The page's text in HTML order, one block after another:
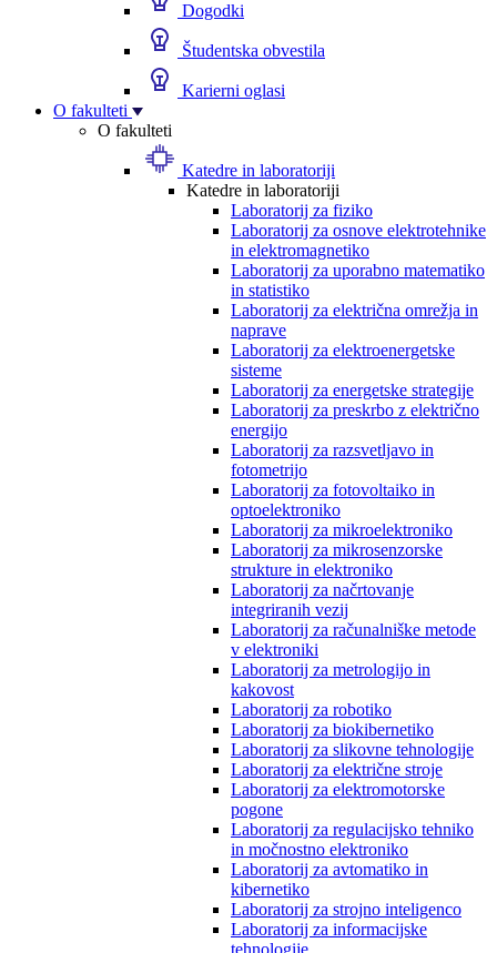
Dogodki
Študentska obvestila
Karierni oglasi
O fakulteti
O fakulteti
Katedre in laboratoriji
Katedre in laboratoriji
Laboratorij za fiziko
Laboratorij za osnove elektrotehnike
in elektromagnetiko
Laboratorij za uporabno matematiko
in statistiko
Laboratorij za električna omrežja in
naprave
Laboratorij za elektroenergetske
sisteme
Laboratorij za energetske strategije
Laboratorij za preskrbo z električno
energijo
Laboratorij za razsvetljavo in
fotometrijo
Laboratorij za fotovoltaiko in
optoelektroniko
Laboratorij za mikroelektroniko
Laboratorij za mikrosenzorske
strukture in elektroniko
Laboratorij za načrtovanje
integriranih vezij
Laboratorij za računalniške metode
v elektroniki
Laboratorij za metrologijo in
kakovost
Laboratorij za robotiko
Laboratorij za biokibernetiko
Laboratorij za slikovne tehnologije
Laboratorij za električne stroje
Laboratorij za elektromotorske
pogone
Laboratorij za regulacijsko tehniko
in močnostno elektroniko
Laboratorij za avtomatiko in
kibernetiko
Laboratorij za strojno inteligenco
Laboratorij za informacijske
tehnologije